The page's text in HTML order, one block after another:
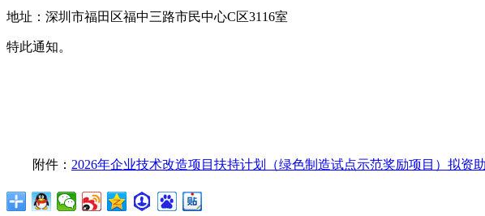
地址：深圳市福田区福中三路市民中心C区3116室
特此通知。
附件： 2026年企业技术改造项目扶持计划（绿色制造试点示范奖励项目）拟资